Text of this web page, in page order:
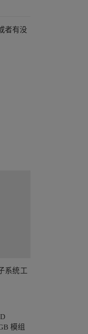
者有没
系统工
模组